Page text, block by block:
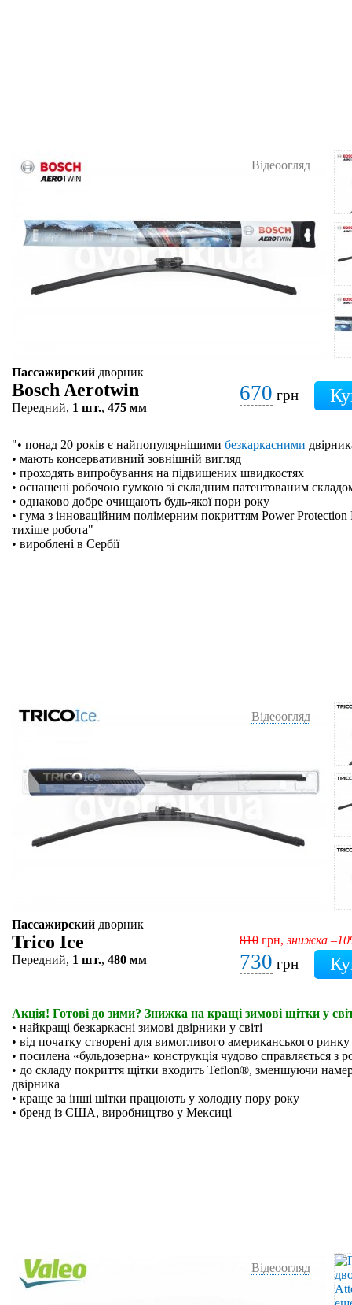
Відеоогляд
Пассажирский дворник
Bosch Aerotwin
Передний, 1 шт., 475 мм
670 грн
"• понад 20 років є найпопулярнішими безкаркасними
• мають консервативний зовнішній вигляд
• проходять випробування на підвищених швидкостях
• оснащені робочою гумкою зі складним патентованим
• однаково добре очищають будь-якої пори року
• гума з інноваційним полімерним покриттям Power
тихіше робота"
• вироблені в Сербії
Відеоогляд
Пассажирский дворник
Trico Ice
Передний, 1 шт., 480 мм
810 грн,знижка
730 грн
Акція! Готові до зими? Знижка на кращі зимові щітки у
• найкращі безкаркасні зимові двірники у світі
• від початку створені для вимогливого американського ринку
• посилена «бульдозерна» конструкція чудово справляється з
• до складу покриття щітки входить Teflon®, зменшуючи
двірника
• краще за інші щітки працюють у холодну пору року
• бренд із США, виробництво у Мексиці
Відеоогляд